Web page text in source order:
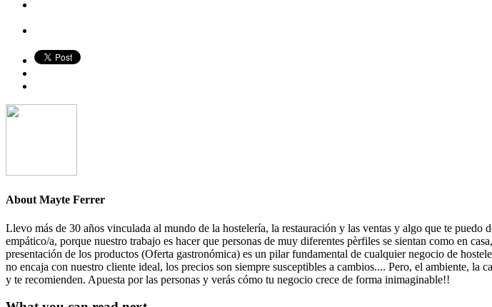
About Mayte Ferrer
Llevo más de 30 años vinculada al mundo de la hostelería, la restauración y las ventas y algo que te
empático/a, porque nuestro trabajo es hacer que personas de muy diferentes pèrfiles se sientan como en
presentación de los productos (Oferta gastronómica) es un pilar fundamental de cualquier negocio de
no encaja con nuestro cliente ideal, los precios son siempre susceptibles a cambios.... Pero, el ambiente,
y te recomienden. Apuesta por las personas y verás cómo tu negocio crece de forma inimaginable!!